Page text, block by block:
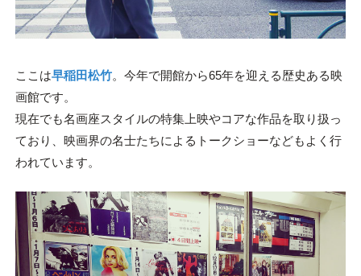
ここは早稲田松竹。今年で開館から65年を迎える歴史ある映
画館です。
現在でも名画座スタイルの特集上映やコアな作品を取り扱っ
ており、映画界の名士たちによるトークショーなどもよく行
われています。